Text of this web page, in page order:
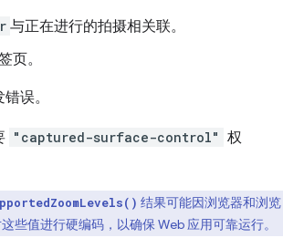
与正在进行的拍摄相关联。
页。
误。
"captured-surface-control" 权
结果可能因浏览器和浏览
些值进行硬编码，以确保 Web 应用可靠运行。